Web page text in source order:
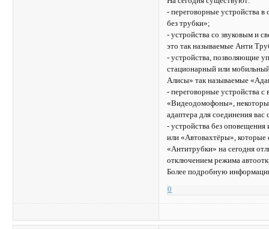
- переговорные устройства
без трубки»;
- устройства со звуковым и
это так называемые Анти
- устройства, позволяющие
стационарный или
Алисы» так называемые
- переговорные устройства
«Видеодомофоны»,
адаптера для соединения
- устройства без
или «Автовахтёры», которые
«Антитрубки» на сегодня
отключением режима
Более подробную
0